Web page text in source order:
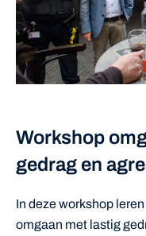
Workshop
gedrag en
In deze workshop
omgaan met lastig